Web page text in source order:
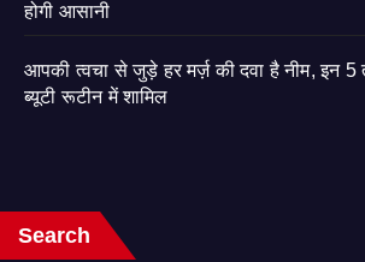
होगी आसानी
आपकी त्वचा से जुड़े हर मर्ज़ की दवा है नीम, इन
ब्यूटी रूटीन में शामिल
Search